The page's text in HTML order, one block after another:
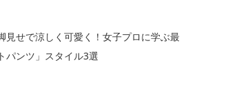
見せで涼しく可愛く！女子プロに学ぶ最
パンツ」スタイル3選